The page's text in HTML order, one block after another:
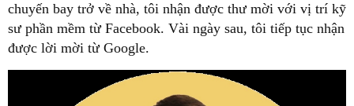
chuyến bay trở về nhà, tôi nhận được thư mời với vị trí kỹ
sư phần mềm từ Facebook. Vài ngày sau, tôi tiếp tục nhận
được lời mời từ Google.